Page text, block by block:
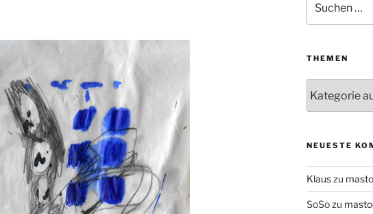
nach:
THEMEN
NEUESTE
Klauszu
SoSozu